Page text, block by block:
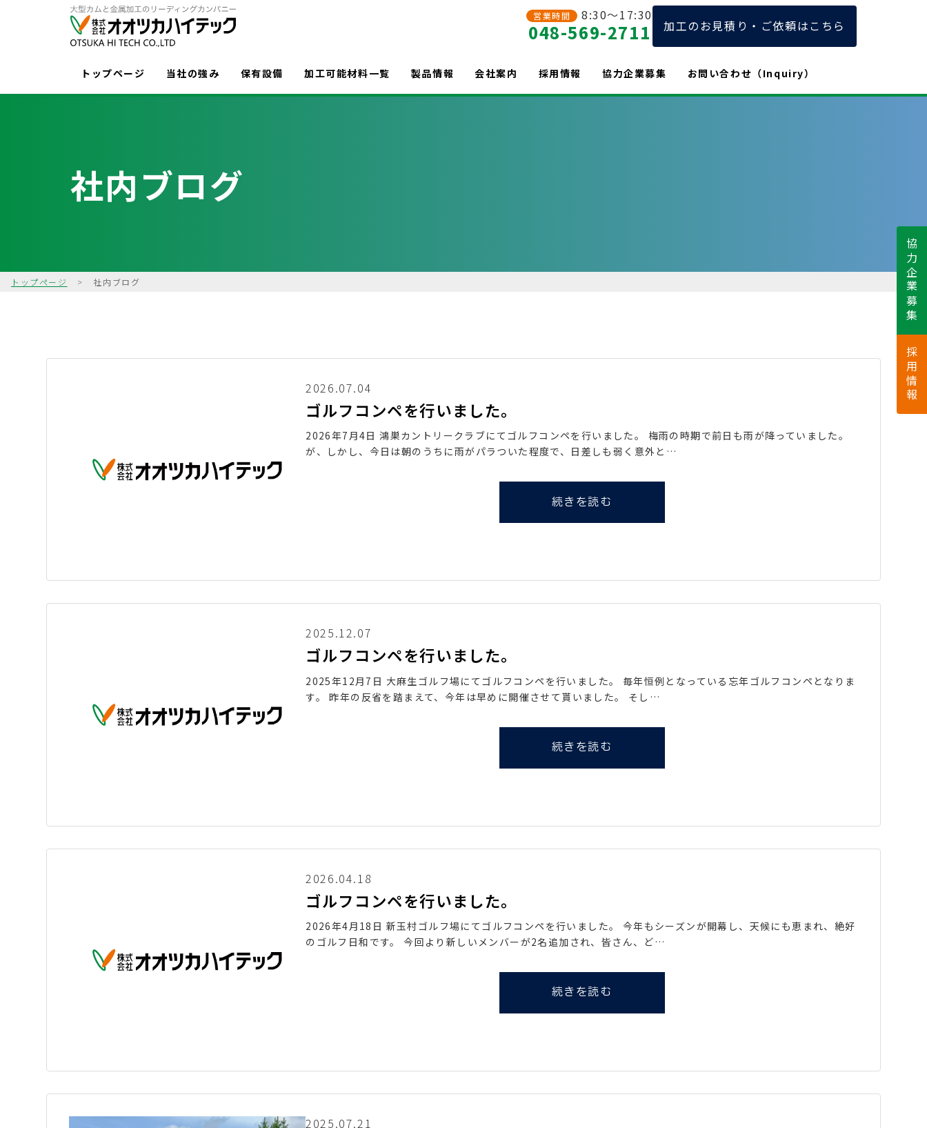
加工のお見積り・ご依頼はこちら
営業時間 8:30～17:30
048-569-2711
トップページ 当社の強み 保有設備 加工可能材料一覧 製品情報 会社案内 採用情報 協力企業募集 お問い合わせ（Inquiry）
協力企業募集
採用情報
社内ブログ
トップページ > 社内ブログ
2026.07.04
ゴルフコンペを行いました。
2026年7月4日 鴻巣カントリークラブにてゴルフコンペを行いました。 梅雨の時期で前日も雨が降っていました。
が、しかし、今日は朝のうちに雨がパラついた程度で、日差しも弱く意外と…
続きを読む
2025.12.07
ゴルフコンペを行いました。
2025年12月7日 大麻生ゴルフ場にてゴルフコンペを行いました。 毎年恒例となっている忘年ゴルフコンペとなりま
す。 昨年の反省を踏まえて、今年は早めに開催させて貰いました。 そし…
続きを読む
2026.04.18
ゴルフコンペを行いました。
2026年4月18日 新玉村ゴルフ場にてゴルフコンペを行いました。 今年もシーズンが開幕し、天候にも恵まれ、絶好
のゴルフ日和です。 今回より新しいメンバーが2名追加され、皆さん、ど…
続きを読む
2025.07.21